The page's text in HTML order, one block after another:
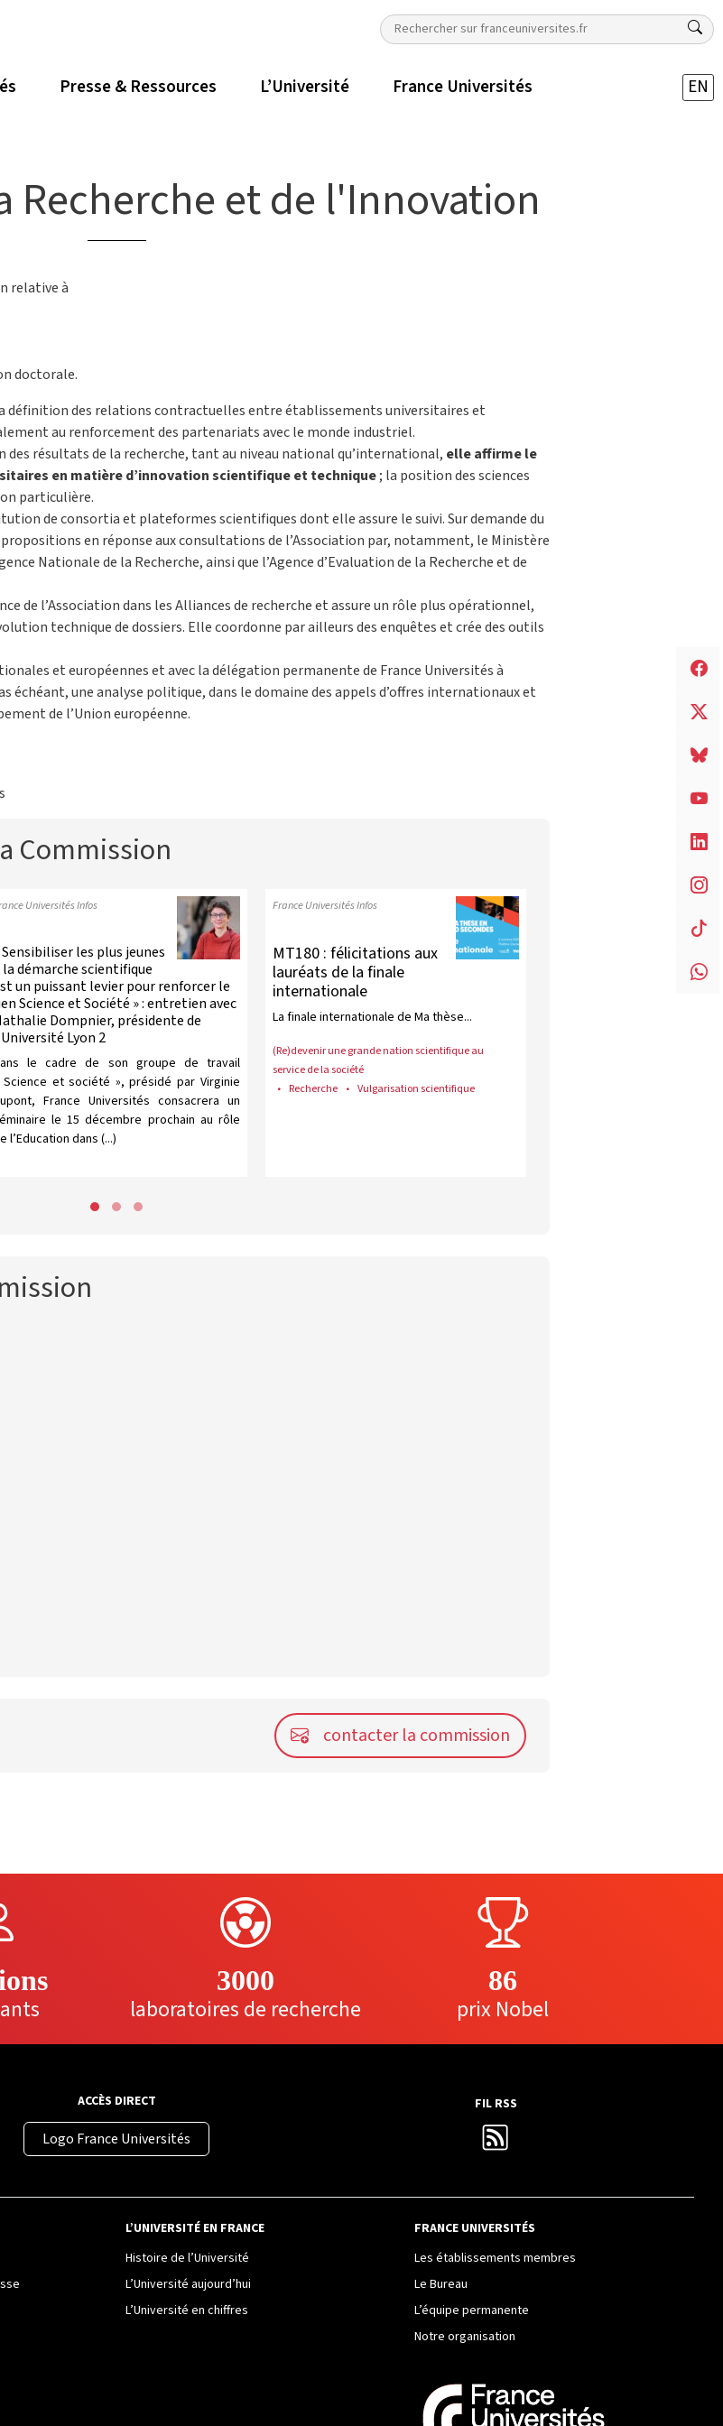
Presse & Ressources L’Université France Universités EN
Recherche et de l'Innovation
relative à
doctorale.
définition des relations contractuelles entre établissements universitaires et
au renforcement des partenariats avec le monde industriel.
des résultats de la recherche, tant au niveau national qu’international, elle affirme le
en matière d’innovation scientifique et technique; la position des sciences
particulière.
de consortia et plateformes scientifiques dont elle assure le suivi. Sur demande du
en réponse aux consultations de l’Association par, notamment, le Ministère
Nationale de la Recherche, ainsi que l’Agence d’Evaluation de la Recherche et de
de l’Association dans les Alliances de recherche et assure un rôle plus opérationnel,
technique de dossiers. Elle coordonne par ailleurs des enquêtes et crée des outils
et européennes et avec la délégation permanente de France Universités à
échéant, une analyse politique, dans le domaine des appels d’offres internationaux et
de l’Union européenne.
Commission
Universités Infos
Sensibiliser les plus jeunes
la démarche scientifique
un puissant levier pour renforcer le
Science et Société » : entretien avec
Dompnier, présidente de
Lyon 2
le cadre de son groupe de travail
Science et société », présidé par Virginie
France Universités consacrera un
le 15 décembre prochain au rôle
l’Education dans (...)
France Universités Infos
MT180 : félicitations aux
lauréats de la finale
internationale
La finale internationale de Ma thèse...
(Re)devenir une grande nation scientifique au
service de la société
Recherche
Vulgarisation scientifique
contacter la commission
3000
laboratoires de recherche
86
prix Nobel
ACCÈS DIRECT
Logo France Universités
FIL RSS
L’UNIVERSITÉ EN FRANCE
Histoire de l’Université
L’Université aujourd’hui
L’Université en chiffres
FRANCE UNIVERSITÉS
Les établissements membres
Le Bureau
L’équipe permanente
Notre organisation